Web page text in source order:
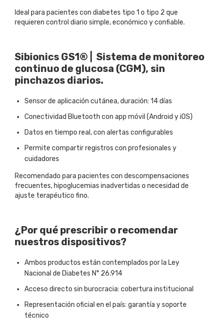
Ideal para pacientes con diabetes tipo 1 o tipo 2 que
requieren control diario simple, económico y confiable.
Sibionics GS1® | Sistema de monitoreo
continuo de glucosa (CGM), sin
pinchazos diarios.
Sensor de aplicación cutánea, duración: 14 días
Conectividad Bluetooth con app móvil (Android y iOS)
Datos en tiempo real, con alertas configurables
Permite compartir registros con profesionales y
cuidadores
Recomendado para pacientes con descompensaciones
frecuentes, hipoglucemias inadvertidas o necesidad de
ajuste terapéutico fino.
¿Por qué prescribir o recomendar
nuestros dispositivos?
Ambos productos están contemplados por la Ley
Nacional de Diabetes N° 26.914
Acceso directo sin burocracia: cobertura institucional
Representación oficial en el país: garantía y soporte
técnico